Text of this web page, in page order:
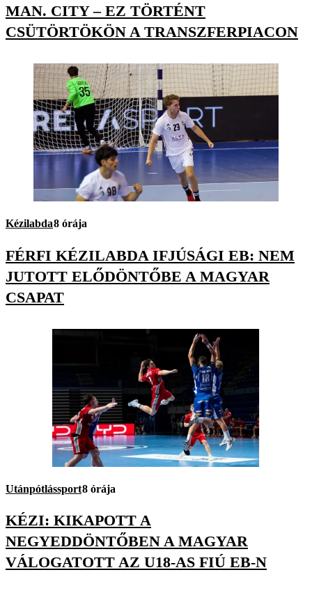
MAN. CITY – EZ TÖRTÉNT
CSÜTÖRTÖKÖN A TRANSZFERPIACON
Kézilabda8 órája
FÉRFI KÉZILABDA IFJÚSÁGI EB: NEM
JUTOTT ELŐDÖNTŐBE A MAGYAR
CSAPAT
Utánpótlássport8 órája
KÉZI: KIKAPOTT A
NEGYEDDÖNTŐBEN A MAGYAR
VÁLOGATOTT AZ U18-AS FIÚ EB-N